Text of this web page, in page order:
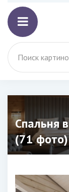
Спальня
(71 фото)